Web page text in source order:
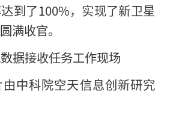
到了100%，实现了新卫星
满收官。
据接收任务工作现场
由中科院空天信息创新研究